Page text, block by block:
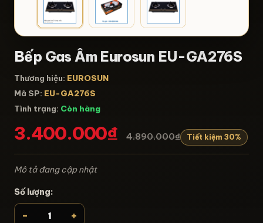
Bếp Gas Âm Eurosun EU-GA276S
Thương hiệu: EUROSUN
Mã SP: EU-GA276S
Tình trạng: Còn hàng
3.400.000₫ 4.890.000₫ Tiết kiệm 30%
Mô tả đang cập nhật
Số lượng:
- +